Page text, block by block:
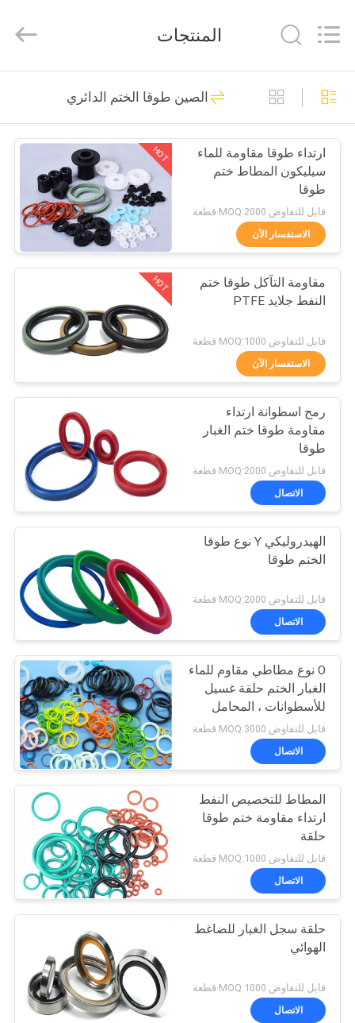
مسكن
منتجات
معلومات
جولة
مراقبة
الجودة
اتصل
اطلب
اقتباس
خريطة
الموقع
PRIVACY
POLICY
Reserved.
لفة بطانة الفرامل
42
بطانة لفة الفرامل
23
لفة بطانة الفرامل
المنسوجة
25
مادة كتلة الفرامل
34
مادة بطانة الفرامل
المنسوجة
32
بطانة الفرامل
الصناعية
29
المنتجات
الصين طوقا الختم الدائري
HOT
ارتداء طوقا مقاومة للماء
سيليكون المطاط ختم
طوقا
قابل للتفاوض MOQ:2000 قطعة
الاستفسار الآن
HOT
مقاومة التآكل طوقا ختم
النفط جلايد PTFE
قابل للتفاوض MOQ:1000 قطعة
الاستفسار الآن
رمح اسطوانة ارتداء
مقاومة طوقا ختم الغبار
طوقا
قابل للتفاوض MOQ:2000 قطعة
الاتصال
الهيدروليكي Y نوع طوقا
الختم طوقا
قابل للتفاوض MOQ:2000 قطعة
الاتصال
O نوع مطاطي مقاوم للماء
الغبار الختم حلقة غسيل
للأسطوانات ، المحامل
قابل للتفاوض MOQ:3000 قطعة
الاتصال
المطاط للتخصيص النفط
ارتداء مقاومة ختم طوقا
حلقة
قابل للتفاوض MOQ:1000 قطعة
الاتصال
حلقة سجل الغبار للضاغط
الهوائي
قابل للتفاوض MOQ:1000 قطعة
الاتصال